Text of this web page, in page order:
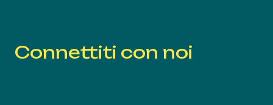
Connettiti con noi